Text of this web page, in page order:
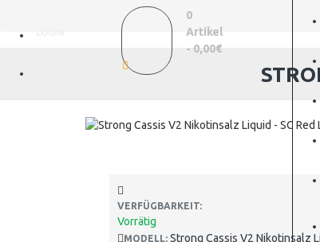
0
Artikel
- 0,00€
VERFÜGBARKEIT:
Vorrätig
MODELL: Strong Cassis V2 Nikotinsalz